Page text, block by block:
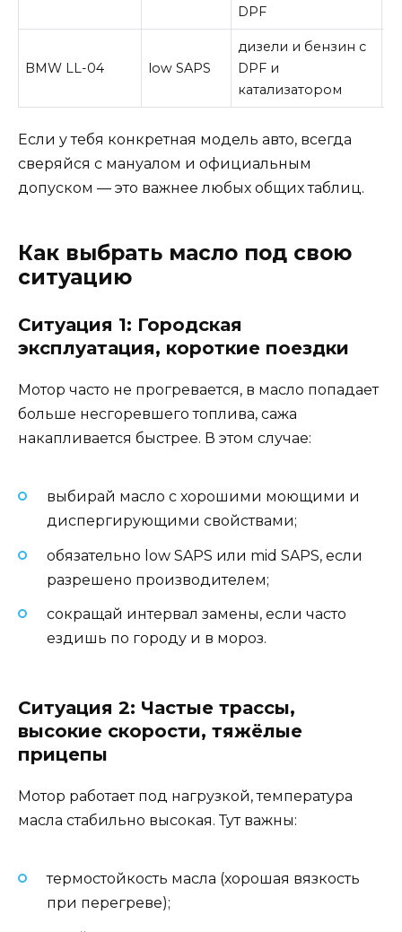
DPF
BMW LL-04 low SAPS
дизели и бензин с
DPF и
катализатором
Если у тебя конкретная модель авто, всегда
сверяйся с мануалом и официальным
допуском — это важнее любых общих таблиц.
Как выбрать масло под свою
ситуацию
Ситуация 1: Городская
эксплуатация, короткие поездки
Мотор часто не прогревается, в масло попадает
больше несгоревшего топлива, сажа
накапливается быстрее. В этом случае:
выбирай масло с хорошими моющими и
диспергирующими свойствами;
обязательно low SAPS или mid SAPS, если
разрешено производителем;
сокращай интервал замены, если часто
ездишь по городу и в мороз.
Ситуация 2: Частые трассы,
высокие скорости, тяжёлые
прицепы
Мотор работает под нагрузкой, температура
масла стабильно высокая. Тут важны:
термостойкость масла (хорошая вязкость
при перегреве);